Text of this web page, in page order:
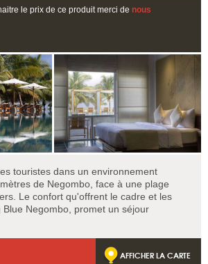
le prix de ce produit merci de nous
touristes dans un environnement
de Negombo, face à une plage
Le confort qu'offrent le cadre et les
Blue Negombo, promet un séjour
AFFICHER LA CARTE